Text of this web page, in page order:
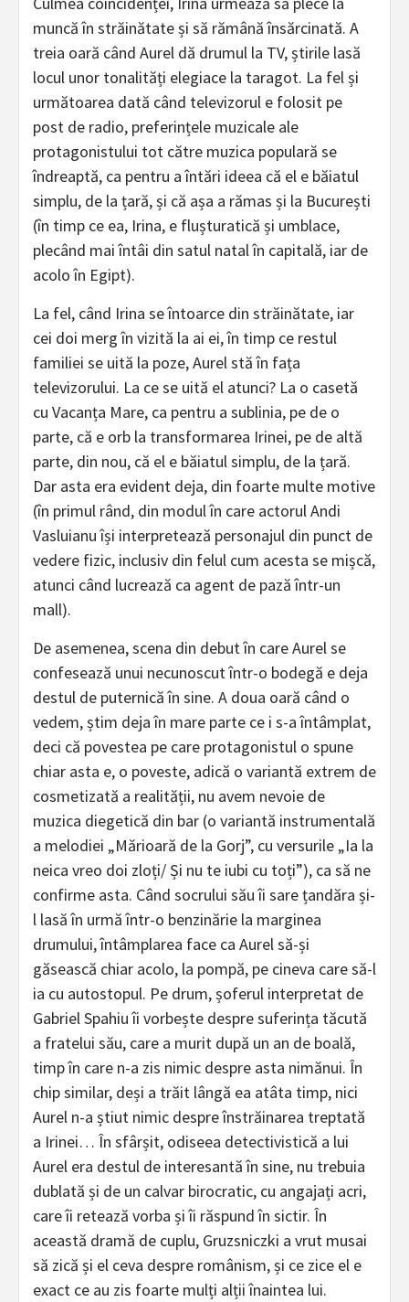
muncă în străinătate și să rămână însărcinată. A
treia oară când Aurel dă drumul la TV, știrile lasă
locul unor tonalități elegiace la taragot. La fel și
următoarea dată când televizorul e folosit pe
post de radio, preferințele muzicale ale
protagonistului tot către muzica populară se
îndreaptă, ca pentru a întări ideea că el e băiatul
simplu, de la țară, și că așa a rămas și la București
(în timp ce ea, Irina, e flușturatică și umblace,
plecând mai întâi din satul natal în capitală, iar de
acolo în Egipt).
La fel, când Irina se întoarce din străinătate, iar
cei doi merg în vizită la ai ei, în timp ce restul
familiei se uită la poze, Aurel stă în fața
televizorului. La ce se uită el atunci? La o casetă
cu Vacanța Mare, ca pentru a sublinia, pe de o
parte, că e orb la transformarea Irinei, pe de altă
parte, din nou, că el e băiatul simplu, de la țară.
Dar asta era evident deja, din foarte multe motive
(în primul rând, din modul în care actorul Andi
Vasluianu își interpretează personajul din punct de
vedere fizic, inclusiv din felul cum acesta se mișcă,
atunci când lucrează ca agent de pază într-un
mall).
De asemenea, scena din debut în care Aurel se
confesează unui necunoscut într-o bodegă e deja
destul de puternică în sine. A doua oară când o
vedem, știm deja în mare parte ce i s-a întâmplat,
deci că povestea pe care protagonistul o spune
chiar asta e, o poveste, adică o variantă extrem de
cosmetizată a realității, nu avem nevoie de
muzica diegetică din bar (o variantă instrumentală
a melodiei „Mărioară de la Gorj”, cu versurile „Ia la
neica vreo doi zloți/ Și nu te iubi cu toți”), ca să ne
confirme asta. Când socrului său îi sare țandăra și-
l lasă în urmă într-o benzinărie la marginea
drumului, întâmplarea face ca Aurel să-și
găsească chiar acolo, la pompă, pe cineva care să-l
ia cu autostopul. Pe drum, șoferul interpretat de
Gabriel Spahiu îi vorbește despre suferința tăcută
a fratelui său, care a murit după un an de boală,
timp în care n-a zis nimic despre asta nimănui. În
chip similar, deși a trăit lângă ea atâta timp, nici
Aurel n-a știut nimic despre înstrăinarea treptată
a Irinei… În sfârșit, odiseea detectivistică a lui
Aurel era destul de interesantă în sine, nu trebuia
dublată și de un calvar birocratic, cu angajați acri,
care îi retează vorba și îi răspund în sictir. În
această dramă de cuplu, Gruzsniczki a vrut musai
să zică și el ceva despre românism, și ce zice el e
exact ce au zis foarte mulți alții înaintea lui.